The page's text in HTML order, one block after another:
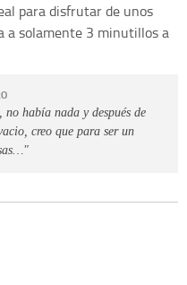
para disfrutar de unos
a solamente 3 minutillos a
había nada y después de
creo que para ser un